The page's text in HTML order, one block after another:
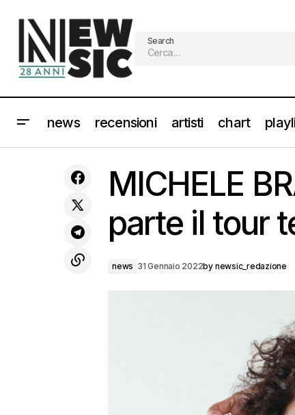
Search
news recensioni artisti chart
sex tape di Pamela Anderson e
Tommy Lee su Disney+MICHELE
parte il tour
news 31 Gennaio 2022by newsic_redazione